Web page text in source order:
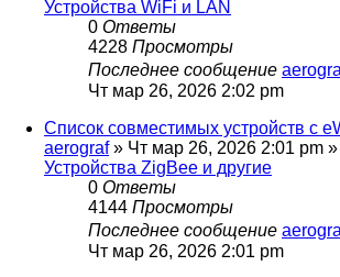
Устройства WiFi и LAN
0 Ответы
4228 Просмотры
Последнее сообщение
Чт мар 26, 2026 2:02 pm
Список совместимых устройств с
aerograf» Чт мар 26, 2026 2:01 pm
Устройства ZigBee и другие
0 Ответы
4144 Просмотры
Последнее сообщение
Чт мар 26, 2026 2:01 pm